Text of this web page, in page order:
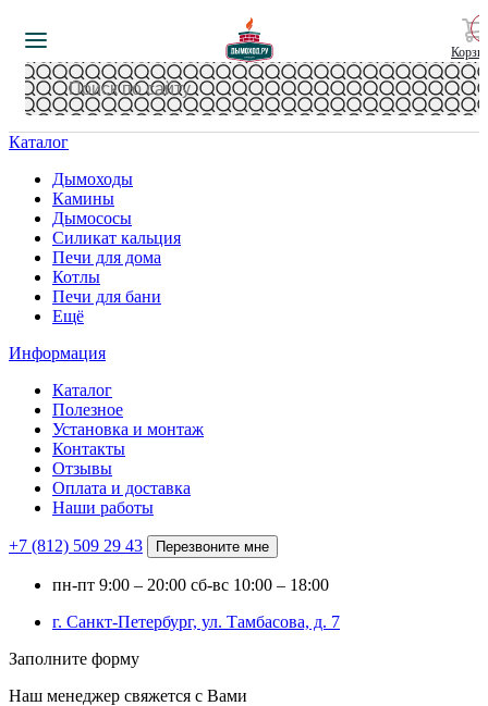
Каталог
Дымоходы
Камины
Дымососы
Силикат кальция
Печи для дома
Котлы
Печи для бани
Ещё
Информация
Каталог
Полезное
Установка и монтаж
Контакты
Отзывы
Оплата и доставка
Наши работы
+7 (812) 509 29 43 Перезвоните мне
пн-пт 9:00 – 20:00 сб-вс 10:00 – 18:00
г. Санкт-Петербург, ул. Тамбасова, д. 7
Заполните форму
Наш менеджер свяжется с Вами